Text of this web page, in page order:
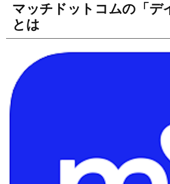
マッチドットコムの「デ
とは